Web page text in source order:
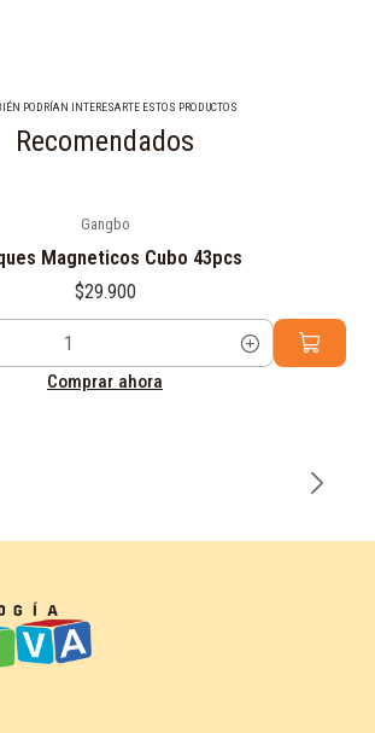
PODRÍAN INTERESARTE ESTOS PRODUCTOS
Recomendados
Gangbo
Magneticos Cubo 43pcs
$29.900
Comprar ahora